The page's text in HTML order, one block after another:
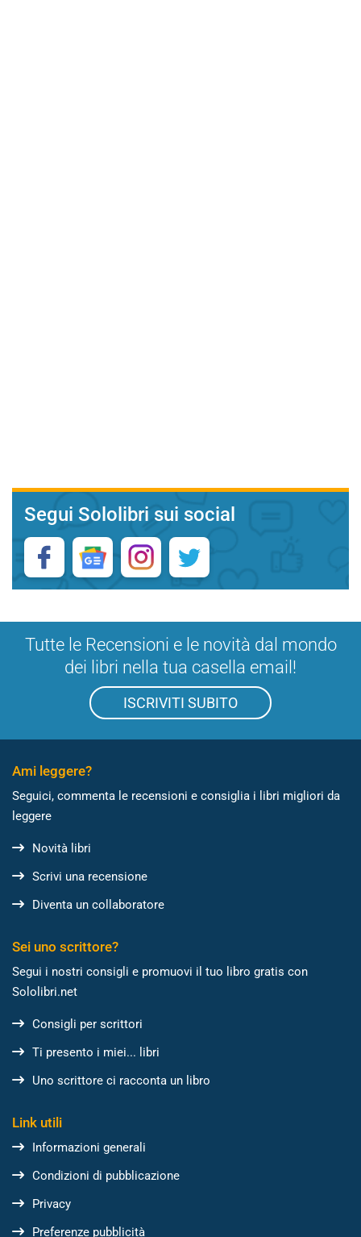
Segui Sololibri sui social
Tutte le Recensioni e le novità dal mondo
dei libri nella tua casella email!
ISCRIVITI SUBITO
Ami leggere?
Seguici, commenta le recensioni e consiglia i libri migliori da
leggere
Novità libri
Scrivi una recensione
Diventa un collaboratore
Sei uno scrittore?
Segui i nostri consigli e promuovi il tuo libro gratis con
Sololibri.net
Consigli per scrittori
Ti presento i miei... libri
Uno scrittore ci racconta un libro
Link utili
Informazioni generali
Condizioni di pubblicazione
Privacy
Preferenze pubblicità